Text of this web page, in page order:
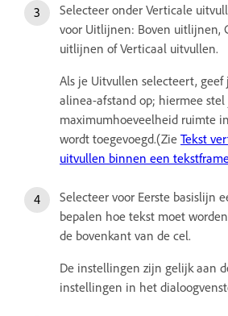
Selecteer onder Verticale
voor Uitlijnen: Boven uitlijnen,
uitlijnen of Verticaal uitvullen.
Als je Uitvullen selecteert,
alinea-afstand op; hiermee stel
maximumhoeveelheid ruimte
wordt toegevoegd.(Zie Tekst
uitvullen binnen een
Selecteer voor Eerste basislijn
bepalen hoe tekst moet
de bovenkant van de cel.
De instellingen zijn gelijk aan
instellingen in het